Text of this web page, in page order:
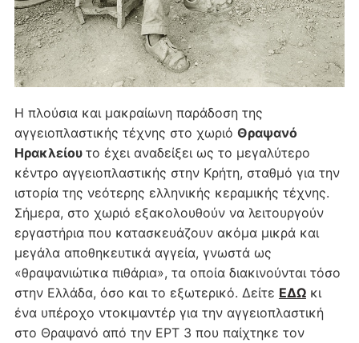
Η πλούσια και μακραίωνη παράδοση της
αγγειοπλαστικής τέχνης στο χωριό Θραψανό
Ηρακλείου το έχει αναδείξει ως το μεγαλύτερο
κέντρο αγγειοπλαστικής στην Κρήτη, σταθμό για την
ιστορία της νεότερης ελληνικής κεραμικής τέχνης.
Σήμερα, στο χωριό εξακολουθούν να λειτουργούν
εργαστήρια που κατασκευάζουν ακόμα μικρά και
μεγάλα αποθηκευτικά αγγεία, γνωστά ως
«θραψανιώτικα πιθάρια», τα οποία διακινούνται τόσο
στην Ελλάδα, όσο και το εξωτερικό. Δείτε ΕΔΩκι
ένα υπέροχο ντοκιμαντέρ για την αγγειοπλαστική
στο Θραψανό από την ΕΡΤ 3 που παίχτηκε τον